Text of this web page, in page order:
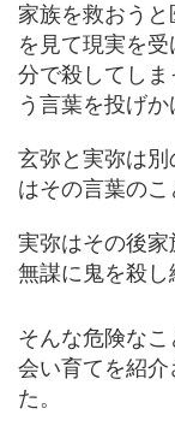
家族を救おう
を見て現実を
分で殺してし
う言葉を投げか
玄弥と実弥は
はその言葉のこ
実弥はその後
無謀に鬼を殺し
そんな危険な
会い育てを紹
た。